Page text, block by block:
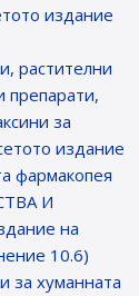
издание
растителни
препарати,
за
издание
фармакопея
И
на
10.6)
за хуманната